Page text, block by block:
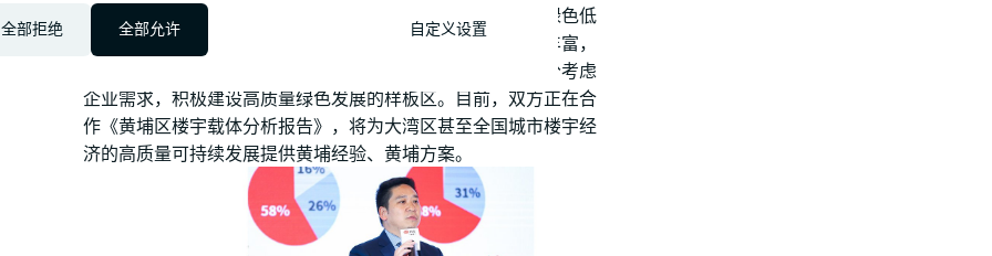
极响应双碳战略，加快健全绿色循环低碳发展经济体系，其绿色低
碳产业发展优势明显，低碳化、智慧化等特色产业载体资源丰富，
尤其是近年新建物业在节能环保、可租面积灵活度等方面充分考虑
企业需求，积极建设高质量绿色发展的样板区。目前，双方正在合
作《黄埔区楼宇载体分析报告》，将为大湾区甚至全国城市楼宇经
济的高质量可持续发展提供黄埔经验、黄埔方案。
全部拒绝 全部允许 自定义设置